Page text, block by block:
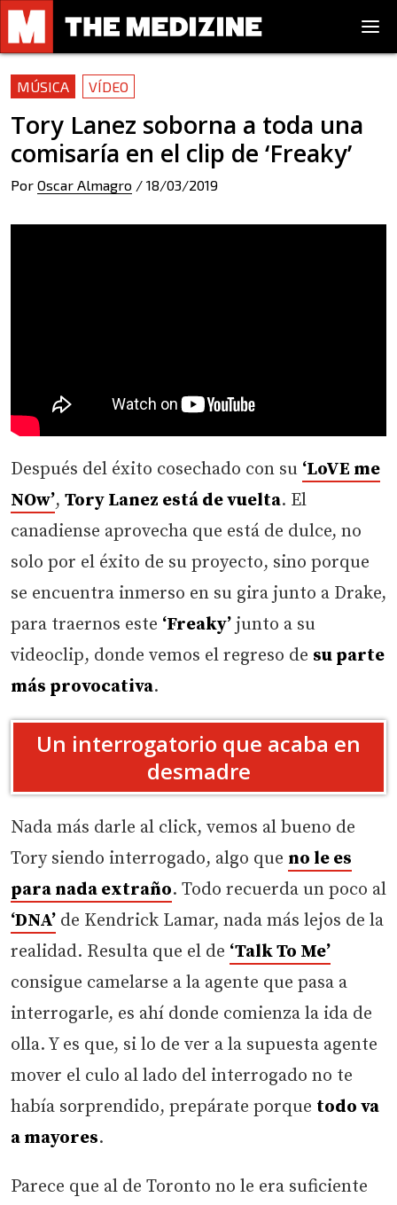
MÚSICA VÍDEO
Tory Lanez soborna a toda una
comisaría en el clip de ‘Freaky’
Por Oscar Almagro / 18/03/2019
Después del éxito cosechado con su ‘LoVE me
NOw’, Tory Lanez está de vuelta. El
canadiense aprovecha que está de dulce, no
solo por el éxito de su proyecto, sino porque
se encuentra inmerso en su gira junto a Drake,
para traernos este ‘Freaky’ junto a su
videoclip, donde vemos el regreso de su parte
más provocativa.
Un interrogatorio que acaba en
desmadre
Nada más darle al click, vemos al bueno de
Tory siendo interrogado, algo que no le es
para nada extraño. Todo recuerda un poco al
‘DNA’ de Kendrick Lamar, nada más lejos de la
realidad. Resulta que el de ‘Talk To Me’
consigue camelarse a la agente que pasa a
interrogarle, es ahí donde comienza la ida de
olla. Y es que, si lo de ver a la supuesta agente
mover el culo al lado del interrogado no te
había sorprendido, prepárate porque todo va
a mayores.
Parece que al de Toronto no le era suficiente